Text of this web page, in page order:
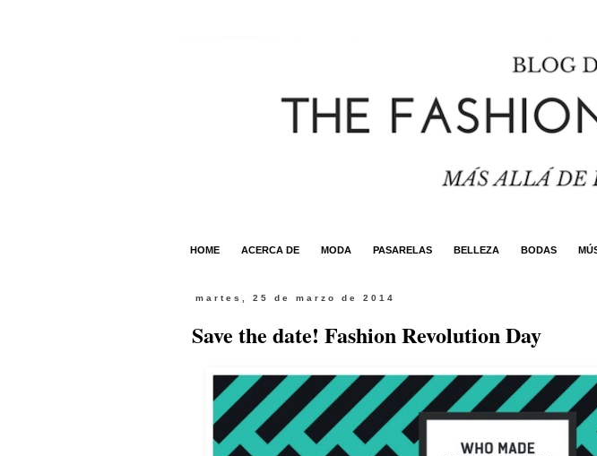
HOME ACERCA DE MODA PASARELAS BELLEZA BODAS
martes, 25 de marzo de 2014
Save the date! Fashion Revolution Day